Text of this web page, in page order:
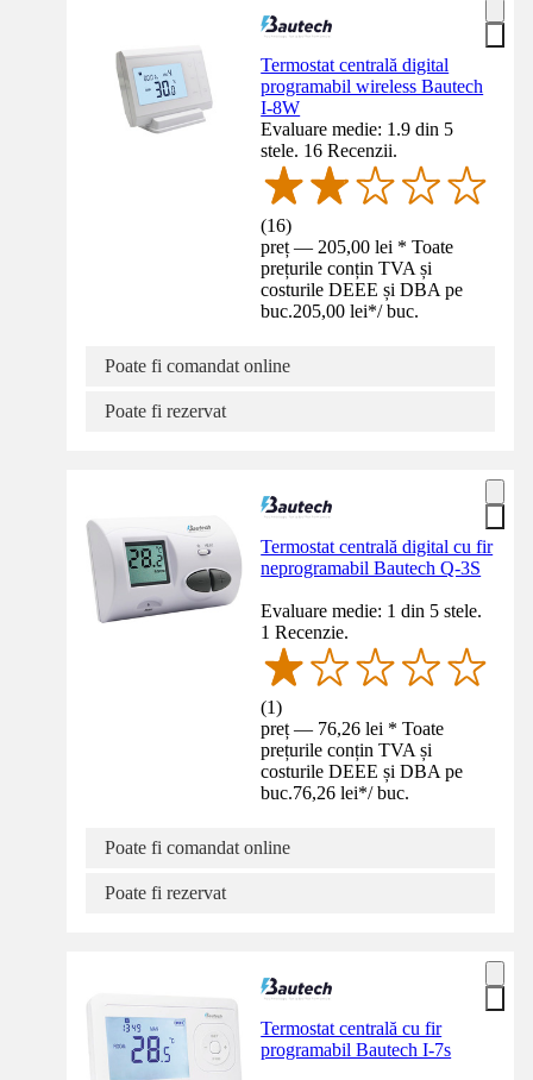
Termostat centrală digital
programabil wireless Bautech
I-8W
Evaluare medie: 1.9 din 5
stele. 16 Recenzii.
(16)
preț — 205,00 lei * Toate
prețurile conțin TVA și
costurile DEEE și DBA pe
buc.205,00 lei*/ buc.
Poate fi comandat online
Poate fi rezervat
Termostat centrală digital cu fir
neprogramabil Bautech Q-3S
Evaluare medie: 1 din 5 stele.
1 Recenzie.
(1)
preț — 76,26 lei * Toate
prețurile conțin TVA și
costurile DEEE și DBA pe
buc.76,26 lei*/ buc.
Poate fi comandat online
Poate fi rezervat
Termostat centrală cu fir
programabil Bautech I-7s